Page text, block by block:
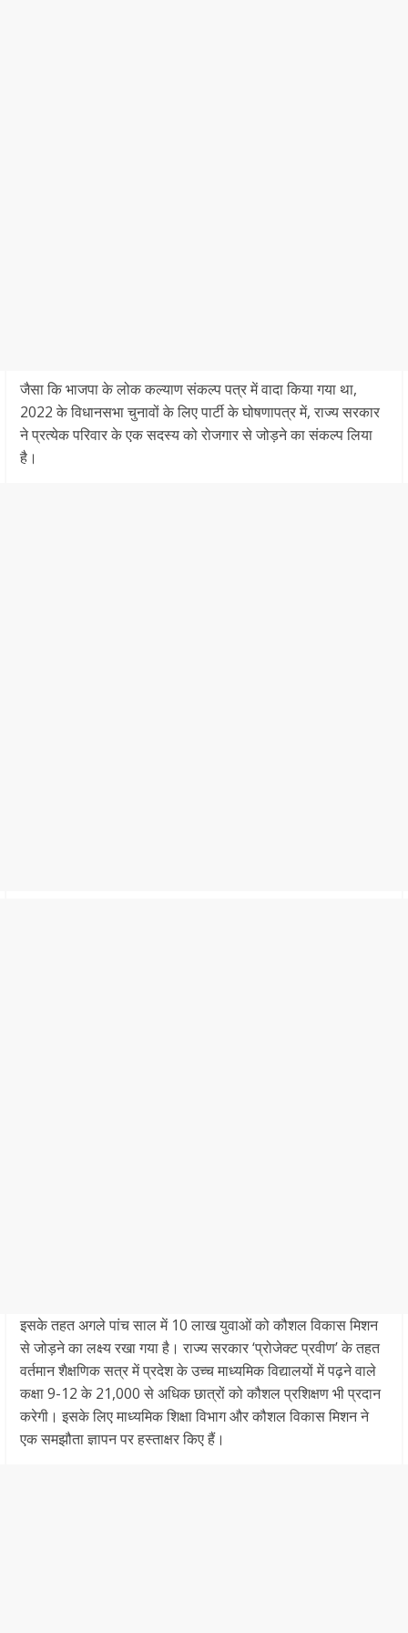
जैसा कि भाजपा के लोक कल्याण संकल्प पत्र में वादा किया गया था,
2022 के विधानसभा चुनावों के लिए पार्टी के घोषणापत्र में, राज्य सरकार
ने प्रत्येक परिवार के एक सदस्य को रोजगार से जोड़ने का संकल्प लिया
है।
इसके तहत अगले पांच साल में 10 लाख युवाओं को कौशल विकास मिशन
से जोड़ने का लक्ष्य रखा गया है। राज्य सरकार ‘प्रोजेक्ट प्रवीण’ के तहत
वर्तमान शैक्षणिक सत्र में प्रदेश के उच्च माध्यमिक विद्यालयों में पढ़ने वाले
कक्षा 9-12 के 21,000 से अधिक छात्रों को कौशल प्रशिक्षण भी प्रदान
करेगी। इसके लिए माध्यमिक शिक्षा विभाग और कौशल विकास मिशन ने
एक समझौता ज्ञापन पर हस्ताक्षर किए हैं।